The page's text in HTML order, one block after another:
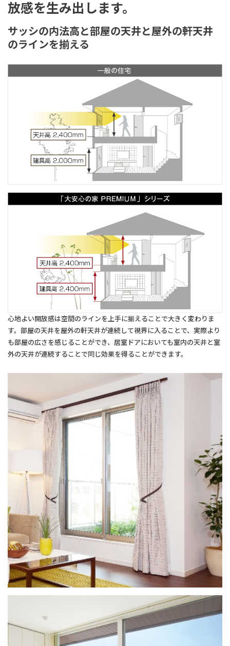
放感を生み出します。
サッシの内法高と部屋の天井と屋外の軒天井
のラインを揃える
心地よい開放感は空間のラインを上手に揃えることで大きく変わりま
す。部屋の天井を屋外の軒天井が連続して視界に入ることで、実際より
も部屋の広さを感じることができ、居室ドアにおいても室内の天井と室
外の天井が連続することで同じ効果を得ることができます。